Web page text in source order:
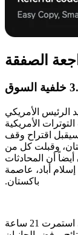
السوق
ساعة من تهديد الرئيس الأمريكي
الأمريكية
سيقبل اقتراح وقف
وقبلت كل من
أيضاً أن المحادثات
ستبدأ في 10 أبريل في إسلام أباد، عاصمة
باكستان.
في 12 أبريل، انتهت المحادثات الماراثونية التي استمرت 21 ساعة